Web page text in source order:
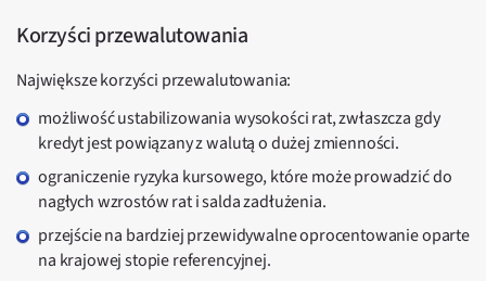
Korzyści przewalutowania
Największe korzyści przewalutowania:
możliwość ustabilizowania wysokości rat, zwłaszcza gdy
kredyt jest powiązany z walutą o dużej zmienności.
ograniczenie ryzyka kursowego, które może prowadzić do
nagłych wzrostów rat i salda zadłużenia.
przejście na bardziej przewidywalne oprocentowanie oparte
na krajowej stopie referencyjnej.